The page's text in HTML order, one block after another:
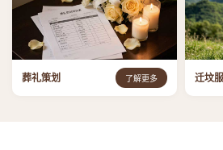
葬礼策划 了解更多 迁坟